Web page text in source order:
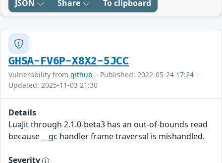
JSON Share To clipboard
GHSA-FV6P-X8X2-5JCC
Vulnerability from github – Published: 2022-05-24 17:24 –
Updated: 2025-11-03 21:30
Details
LuaJit through 2.1.0-beta3 has an out-of-bounds read
because __gc handler frame traversal is mishandled.
Severity